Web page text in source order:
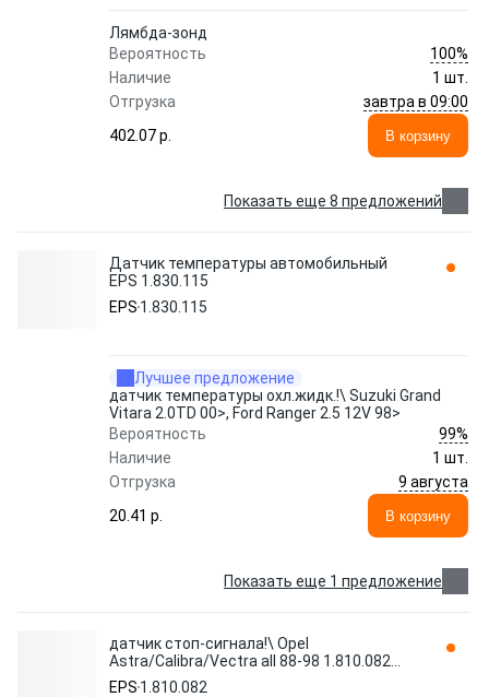
Лямбда-зонд
Вероятность
100%
Наличие
1 шт.
Отгрузка
завтра в 09:00
402.07 p.
В корзину
Показать еще 8 предложений
Датчик температуры автомобильный
EPS 1.830.115
EPS 1.830.115
Лучшее предложение
датчик температуры охл.жидк.!\ Suzuki Grand
Vitara 2.0TD 00>, Ford Ranger 2.5 12V 98>
Вероятность
99%
Наличие
1 шт.
Отгрузка
9 августа
20.41 p.
В корзину
Показать еще 1 предложение
датчик стоп-сигнала!\ Opel
Astra/Calibra/Vectra all 88-98 1.810.082
EPS
EPS 1.810.082